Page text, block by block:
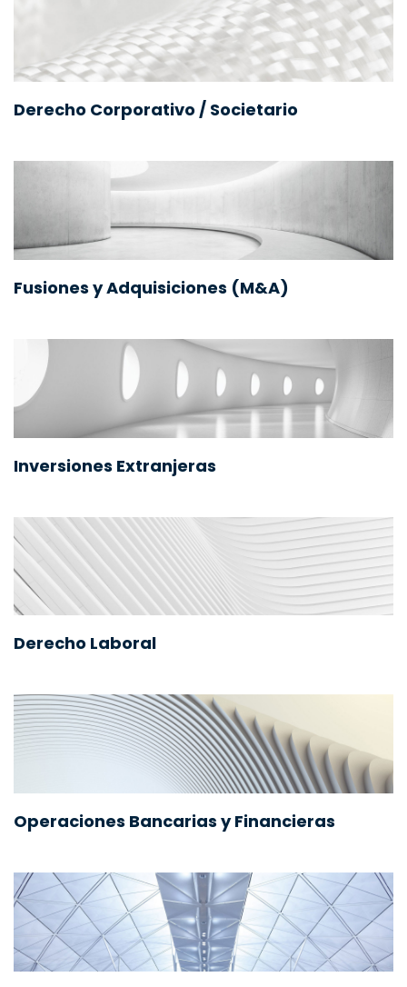
Derecho Corporativo / Societario
Fusiones y Adquisiciones (M&A)
Inversiones Extranjeras
Derecho Laboral
Operaciones Bancarias y Financieras